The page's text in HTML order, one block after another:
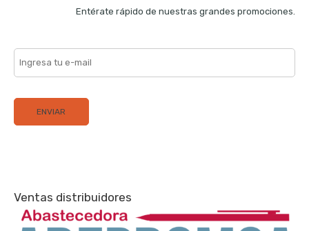
Entérate rápido de nuestras grandes promociones.
Ventas distribuidores